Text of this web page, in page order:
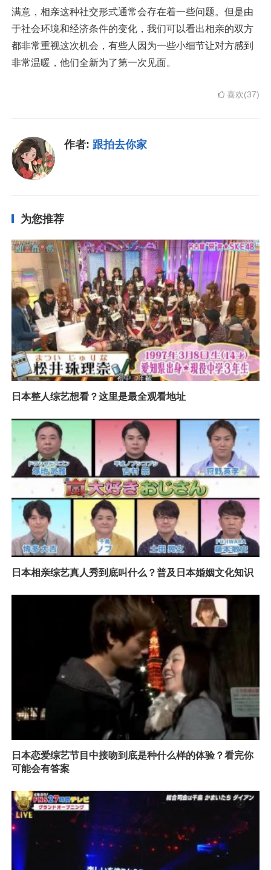
满意，相亲这种社交形式通常会存在着一些问题。但是由
于社会环境和经济条件的变化，我们可以看出相亲的双方
都非常重视这次机会，有些人因为一些小细节让对方感到
非常温暖，他们全新为了第一次见面。
喜欢(37)
作者: 跟拍去你家
为您推荐
日本整人综艺想看？这里是最全观看地址
日本相亲综艺真人秀到底叫什么？普及日本婚姻文化知识
日本恋爱综艺节目中接吻到底是种什么样的体验？看完你
可能会有答案